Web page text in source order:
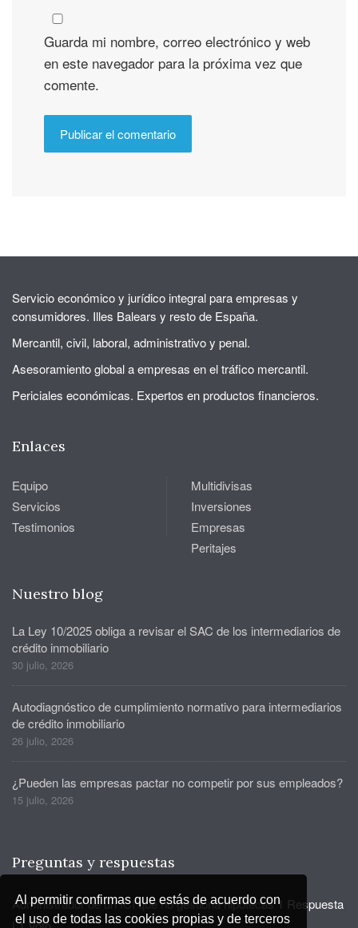
Al permitir confirmas que estás de acuerdo con
el uso de todas las cookies propias y de terceros
Guarda mi nombre, correo electrónico y web
en este navegador para la próxima vez que
comente.
Servicio económico y jurídico integral para empresas y
consumidores. Illes Balears y resto de España.
Mercantil, civil, laboral, administrativo y penal.
Asesoramiento global a empresas en el tráfico mercantil.
Periciales económicas. Expertos en productos financieros.
Enlaces
Equipo
Servicios
Testimonios
Multidivisas
Inversiones
Empresas
Peritajes
Nuestro blog
La Ley 10/2025 obliga a revisar el SAC de los intermediarios de
crédito inmobiliario
30 julio, 2026
Autodiagnóstico de cumplimiento normativo para intermediarios
de crédito inmobiliario
26 julio, 2026
¿Pueden las empresas pactar no competir por sus empleados?
15 julio, 2026
Preguntas y respuestas
Administrador de un ICI que no gestiona hipotecas 1 Respuesta